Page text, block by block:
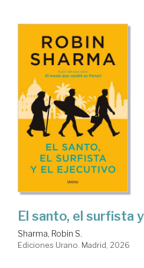
El santo, el surfista
Sharma, Robin S.
Ediciones Urano. Madrid, 2026